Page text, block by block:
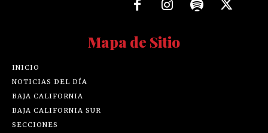
Mapa de Sitio
INICIO
NOTICIAS DEL DÍA
BAJA CALIFORNIA
BAJA CALIFORNIA SUR
SECCIONES